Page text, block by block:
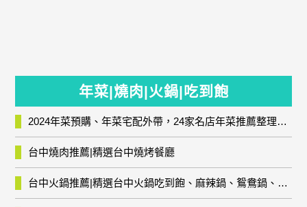
年菜|燒肉|火鍋|吃到飽
2024年菜預購、年菜宅配外帶，24家名店年菜推薦整理，圍爐輕鬆上菜團圓趣
台中燒肉推薦|精選台中燒烤餐廳
台中火鍋推薦|精選台中火鍋吃到飽、麻辣鍋、鴛鴦鍋、石頭火鍋、酸菜白肉鍋、海鮮鍋、燒酒雞、麻油雞、壽喜燒等熱門人氣火鍋店!